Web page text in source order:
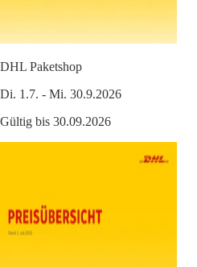
DHL Paketshop
Di. 1.7. - Mi. 30.9.2026
Gültig bis 30.09.2026